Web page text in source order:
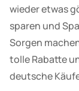
wieder etwas
sparen und
Sorgen
tolle Rabatte
deutsche